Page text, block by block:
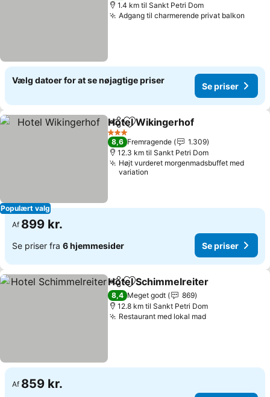
1.4 km til Sankt Petri Dom
Adgang til charmerende privat balkon
Vælg datoer for at se nøjagtige priser
Se priser
Populært valg
Del Føj til favoritter
Hotel Wikingerhof
3 Stjerner
8,6 Fremragende
1.309
12.3 km til Sankt Petri Dom
Højt vurderet morgenmadsbuffet med
variation
Af 899 kr.
Se priser fra 6 hjemmesider Se priser
Del Føj til favoritter
Hotel Schimmelreiter
8,4 Meget godt
869
12.8 km til Sankt Petri Dom
Restaurant med lokal mad
Af 859 kr.